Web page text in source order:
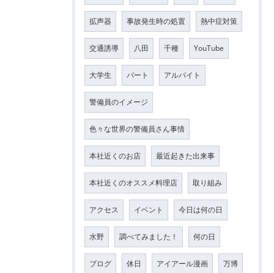
拡声器 事故発生時の処置 熱中症対策
交通誘導 八田 千種 YouTube
大学生 パート アルバイト
警備員のイメージ
色々な世界の警備員さん事情
本社近くのお店 最近起きた出来事
本社近くのオススメ料理店 取り組み
アクセス イベント 今日は何の日
水野 調べてみました！ 何の日
ブログ 休日 アイアール漫画 万博